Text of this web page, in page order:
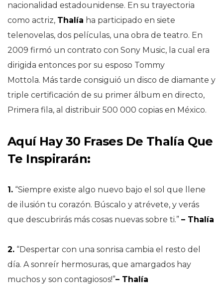
nacionalidad estadounidense. En su trayectoria
como actriz, Thalía ha participado en siete
telenovelas, dos películas, una obra de teatro. En
2009 firmó un contrato con Sony Music, la cual era
dirigida entonces por su esposo Tommy
Mottola. Más tarde consiguió un disco de diamante y
triple certificación de su primer álbum en directo,
Primera fila, al distribuir 500 000 copias en México.
Aquí Hay 30 Frases De Thalía Que
Te Inspirarán:
1. “Siempre existe algo nuevo bajo el sol que llene
de ilusión tu corazón. Búscalo y atrévete, y verás
que descubrirás más cosas nuevas sobre ti.” – Thalía
2. “Despertar con una sonrisa cambia el resto del
día. A sonreír hermosuras, que amargados hay
muchos y son contagiosos!”– Thalía